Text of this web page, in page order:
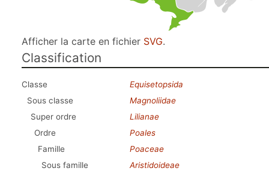
Afficher la carte en fichier SVG.
Classification
Classe
Equisetopsida
Sous classe
Magnoliidae
Super ordre
Lilianae
Ordre
Poales
Famille
Poaceae
Sous famille
Aristidoideae